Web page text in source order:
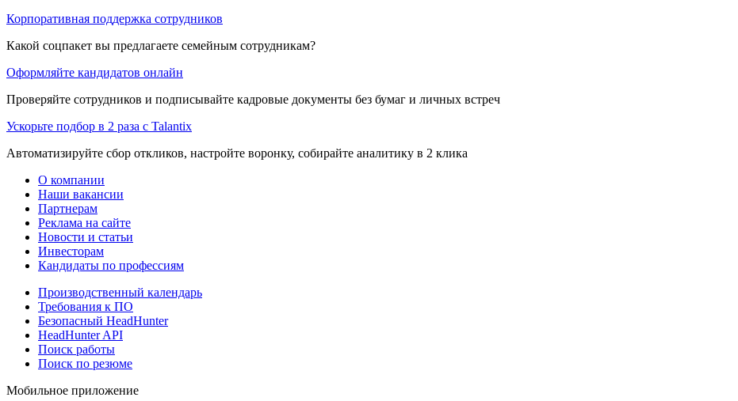
Корпоративная поддержка сотрудников
Какой соцпакет вы предлагаете семейным сотрудникам?
Оформляйте кандидатов онлайн
Проверяйте сотрудников и подписывайте кадровые документы без бумаг и личных встреч
Ускорьте подбор в 2 раза с Talantix
Автоматизируйте сбор откликов, настройте воронку, собирайте аналитику в 2 клика
О компании
Наши вакансии
Партнерам
Реклама на сайте
Новости и статьи
Инвесторам
Кандидаты по профессиям
Производственный календарь
Требования к ПО
Безопасный HeadHunter
HeadHunter API
Поиск работы
Поиск по резюме
Мобильное приложение